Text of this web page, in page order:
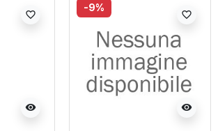
visibility
favorite_border
-9%
visibility
favorite_border